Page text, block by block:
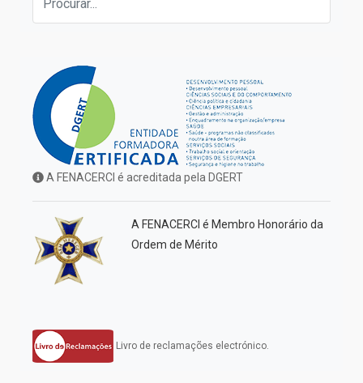
A FENACERCI é acreditada pela DGERT
A FENACERCI é Membro Honorário da
Ordem de Mérito
Livro de reclamações electrónico.